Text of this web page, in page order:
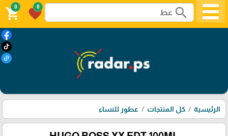
search
0
favorite
0
shopping_cart
الرئيسية كل المنتجات عطور للنساء